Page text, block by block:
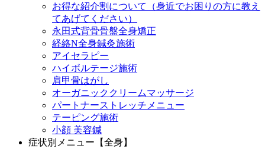
お得な紹介割について（身近でお困りの方に教え
てあげてください）
永田式背骨骨盤全身矯正
経絡N全身鍼灸施術
アイセラピー
ハイボルテージ施術
肩甲骨はがし
オーガニッククリームマッサージ
パートナーストレッチメニュー
テーピング施術
小顔 美容鍼
症状別メニュー【全身】